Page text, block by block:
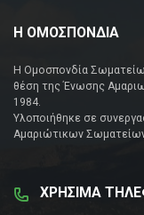
Η ΟΜΟΣΠΟΝΔΙΑ
Η Ομοσπονδία
θέση της Ένωσης
1984.
Υλοποιήθηκε σε
Αμαριώτικων
ΧΡΗΣΙΜΑ